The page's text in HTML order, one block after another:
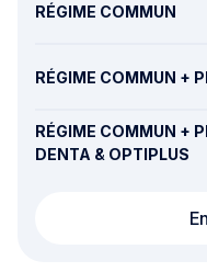
RÉGIME COMMUN
RÉGIME COMMUN +
RÉGIME COMMUN +
DENTA & OPTIPLUS